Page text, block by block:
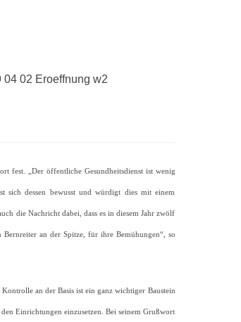
fest. „Der öffentliche Gesundheitsdienst ist wenig
sich dessen bewusst und würdigt dies mit einem
die Nachricht dabei, dass es in diesem Jahr zwölf
an der Spitze, für ihre Bemühungen“, so
an der Basis ist ein ganz wichtiger Baustein
Einrichtungen einzusetzen. Bei seinem Grußwort